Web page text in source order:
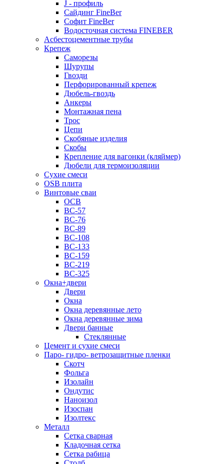
J - профиль
Сайдинг FineBer
Софит FineBer
Водосточная система FINEBER
Асбестоцементные трубы
Крепеж
Саморезы
Шурупы
Гвозди
Перфорированный крепеж
Дюбель-гвоздь
Анкеры
Монтажная пена
Трос
Цепи
Скобяные изделия
Скобы
Крепление для вагонки (кляймер)
Дюбели для термоизоляции
Сухие смеси
OSB плита
Винтовые сваи
ОСВ
ВС-57
ВС-76
ВС-89
ВС-108
ВС-133
ВС-159
ВС-219
ВС-325
Окна+двери
Двери
Окна
Окна деревянные лето
Окна деревянные зима
Двери банные
Стеклянные
Цемент и сухие смеси
Паро- гидро- ветрозащитные пленки
Скотч
Фольга
Изолайн
Ондутис
Наноизол
Изоспан
Изолтекс
Металл
Сетка сварная
Кладочная сетка
Сетка рабица